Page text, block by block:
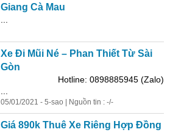
Giang Cà Mau
Xe Đi Mũi Né – Phan Thiết Từ Sài
Gòn
Hotline: 0898885945 (Zalo)
05/01/2021 - 5-sao | Nguồn tin : -/-
Giá 890k Thuê Xe Riêng Hợp Đồng